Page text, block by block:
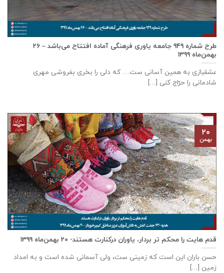
طرح شماره ۹۴۹ جامعه ياوری فرهنگی آماده افتتاح می‌باشد – ۲۶
بهمن‌ماه ۱۳۹۹
عشقبازی به همین آسانی ست… که دلی را بخری بفروشی مهری
شادمانی را حرّاج کنی [...]
قدم هایت را محکم تر بردار، یاوران درکنارت هستند- ۲۰ بهمن‌ماه ۱۳۹۹
حسن باران این است که زمینی ست، ولی آسمانی شده است و به امداد
زمین [...]
۲۰
بهمن